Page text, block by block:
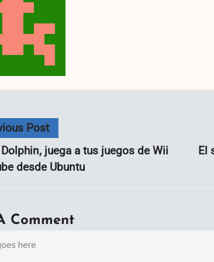
Post
juega a tus juegos de Wii
desde Ubuntu
El
Comment